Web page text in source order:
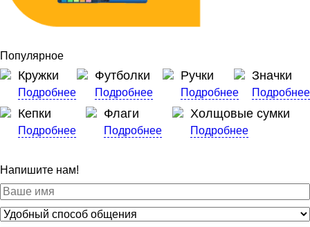
Популярное
Кружки
Подробнее
Футболки
Подробнее
Ручки
Подробнее
Значки
Подробнее
Кепки
Подробнее
Флаги
Подробнее
Холщовые сумки
Подробнее
Напишите нам!